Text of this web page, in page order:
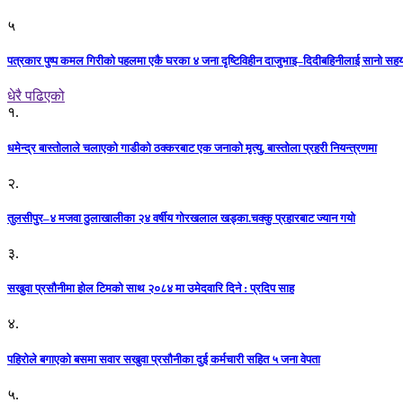
५
पत्रकार पुष्प कमल गिरीको पहलमा एकै घरका ४ जना दृष्टिविहीन दाजुभाइ–दिदीबहिनीलाई सानो
धेरै पढिएको
१.
धमेन्द्र बास्तोलाले चलाएको गाडीको ठक्करबाट एक जनाको मृत्यु, बास्तोला प्रहरी नियन्त्रणमा
२.
तुलसीपुर–४ मजवा ठुलाखालीका २४ वर्षीय गोरखलाल खड्का.चक्कु प्रहारबाट ज्यान गयो
३.
सखुवा प्रसौनीमा होल टिमको साथ २०८४ मा उमेदवारि दिने : प्रदिप साह
४.
पहिराेले बगाएकाे बसमा सवार सखुवा प्रसाैनीका दुई कर्मचारी सहित ५ जना वेपता
५.